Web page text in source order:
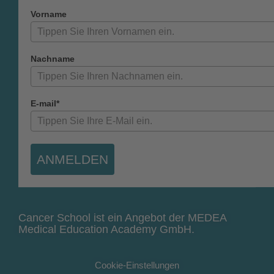
Vorname
Nachname
E-mail*
ANMELDEN
Cancer School ist ein Angebot der MEDEA
Medical Education Academy GmbH.
Cookie-Einstellungen